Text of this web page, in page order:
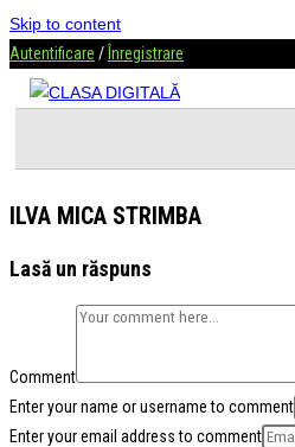
Skip to content
Autentificare / Înregistrare
ILVA MICA STRIMBA
Lasă un răspuns
Comment
Enter your name or username to comment
Enter your email address to comment